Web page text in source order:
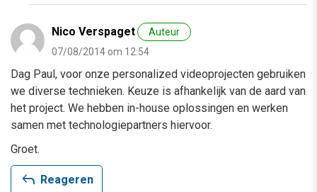
Nico Verspaget
Auteur
07/08/2014 om 12:54
Dag Paul, voor onze personalized videoprojecten gebruiken
we diverse technieken. Keuze is afhankelijk van de aard van
het project. We hebben in-house oplossingen en werken
samen met technologiepartners hiervoor.
Groet.
reply Reageren